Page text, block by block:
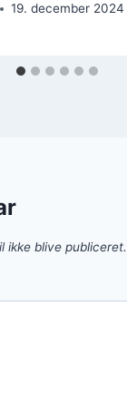
19. december 2024
ikke blive publiceret.